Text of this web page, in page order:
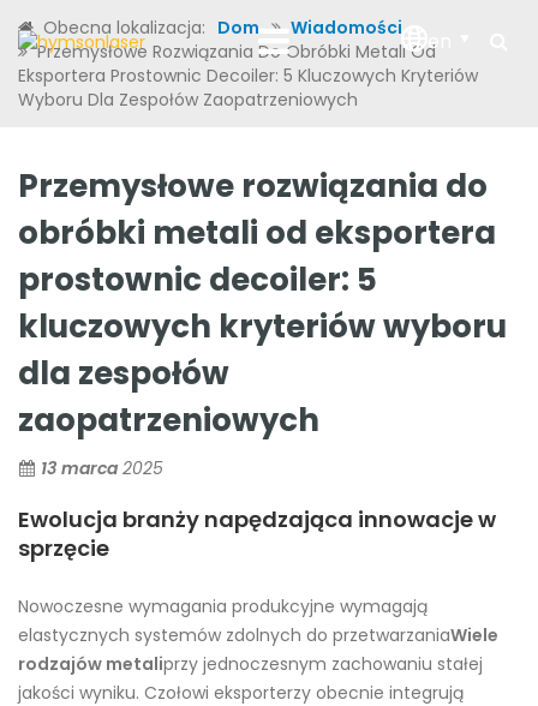
en
Obecna lokalizacja: Dom
Wiadomości
Przemysłowe Rozwiązania Do Obróbki Metali Od
Eksportera Prostownic Decoiler: 5 Kluczowych Kryteriów
Wyboru Dla Zespołów Zaopatrzeniowych
Przemysłowe rozwiązania do
obróbki metali od eksportera
prostownic decoiler: 5
kluczowych kryteriów wyboru
dla zespołów
zaopatrzeniowych
13 marca 2025
Ewolucja branży napędzająca innowacje w
sprzęcie
Nowoczesne wymagania produkcyjne wymagają
elastycznych systemów zdolnych do przetwarzaniaWiele
rodzajów metaliprzy jednoczesnym zachowaniu stałej
jakości wyniku. Czołowi eksporterzy obecnie integrują